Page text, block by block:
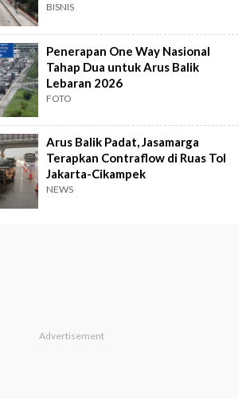
BISNIS
Penerapan One Way Nasional
Tahap Dua untuk Arus Balik
Lebaran 2026
FOTO
Arus Balik Padat, Jasamarga
Terapkan Contraflow di Ruas Tol
Jakarta-Cikampek
NEWS